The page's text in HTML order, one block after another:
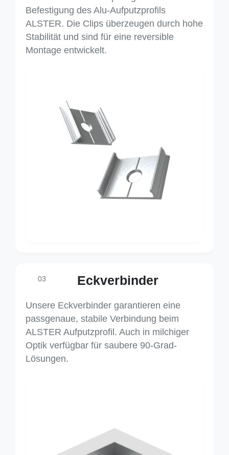
Befestigung des Alu-Aufputzprofils
ALSTER. Die Clips überzeugen durch hohe
Stabilität und sind für eine reversible
Montage entwickelt.
03 Eckverbinder
Unsere Eckverbinder garantieren eine
passgenaue, stabile Verbindung beim
ALSTER Aufputzprofil. Auch in milchiger
Optik verfügbar für saubere 90-Grad-
Lösungen.